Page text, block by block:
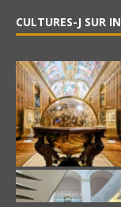
CULTURES-J SUR